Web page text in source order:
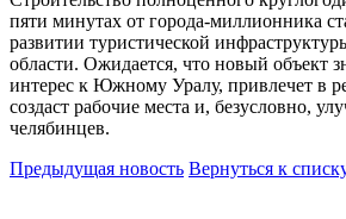
пяти минутах от города-миллионника
развитии туристической
области. Ожидается, что новый объект
интерес к Южному Уралу, привлечет в
создаст рабочие места и, безусловно,
челябинцев.
Предыдущая новость Вернуться к